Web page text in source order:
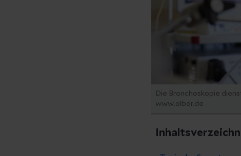
Die Bronchoskopie
www.olbor.de